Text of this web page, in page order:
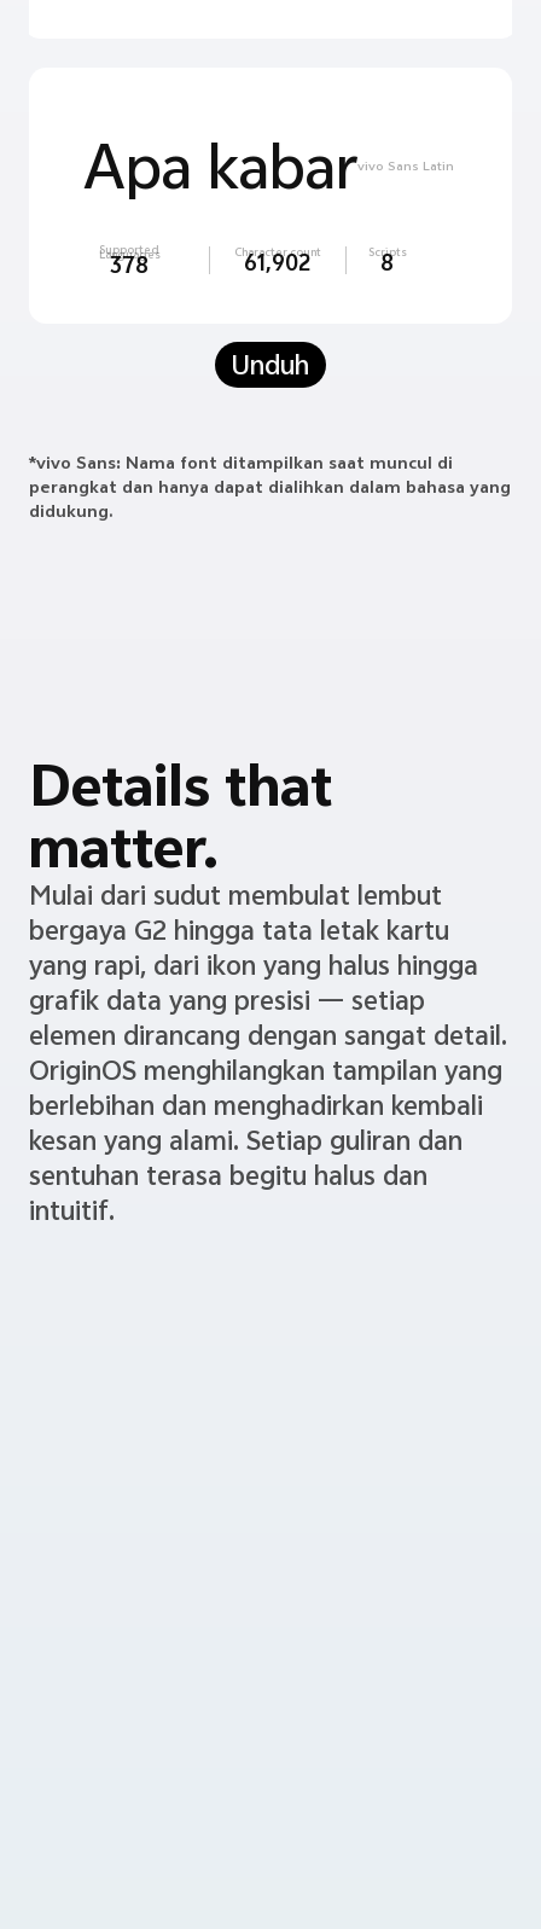
*vivo Sans: Nama font ditampilkan saat muncul di
perangkat dan hanya dapat dialihkan dalam bahasa yang
didukung.
สวัสดี vivo Sans Thai
Supported
Languages
378
Character count
61,902 Scripts
8
Unduh
Details that
matter.
Mulai dari sudut membulat lembut
bergaya G2 hingga tata letak kartu
yang rapi, dari ikon yang halus hingga
grafik data yang presisi — setiap
elemen dirancang dengan sangat detail.
OriginOS menghilangkan tampilan yang
berlebihan dan menghadirkan kembali
kesan yang alami. Setiap guliran dan
sentuhan terasa begitu halus dan
intuitif.